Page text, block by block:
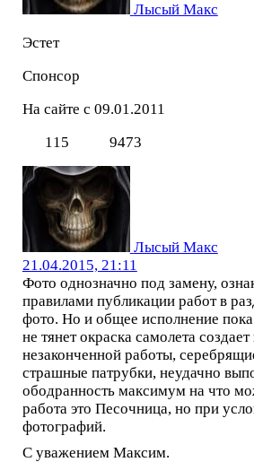
Лысый Макс
Эстет
Спонсор
На сайте с 09.01.2011
115
9473
Лысый Макс
21.04.2015, 21:11
Фото однозначно под замену,
правилами публикации работ в
фото. Но и общее исполнение
не тянет окраска самолета
незаконченной работы,
страшные патрубки, неудачно
ободранность максимум на что
работа это Песочница, но при
фотографий.
С уважением Максим.